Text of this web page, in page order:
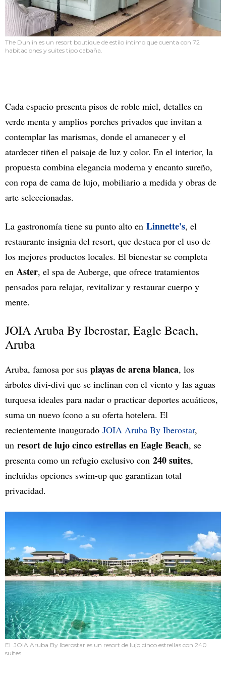
The Dunlin es un resort boutique de estilo íntimo que cuenta con 72
habitaciones y suites tipo cabaña.
Cada espacio presenta pisos de roble miel, detalles en
verde menta y amplios porches privados que invitan a
contemplar las marismas, donde el amanecer y el
atardecer tiñen el paisaje de luz y color. En el interior, la
propuesta combina elegancia moderna y encanto sureño,
con ropa de cama de lujo, mobiliario a medida y obras de
arte seleccionadas.
La gastronomía tiene su punto alto en Linnette's, el
restaurante insignia del resort, que destaca por el uso de
los mejores productos locales. El bienestar se completa
en Aster, el spa de Auberge, que ofrece tratamientos
pensados para relajar, revitalizar y restaurar cuerpo y
mente.
JOIA Aruba By Iberostar, Eagle Beach,
Aruba
Aruba, famosa por sus playas de arena blanca, los
árboles divi-divi que se inclinan con el viento y las aguas
turquesa ideales para nadar o practicar deportes acuáticos,
suma un nuevo ícono a su oferta hotelera. El
recientemente inaugurado JOIA Aruba By Iberostar,
un resort de lujo cinco estrellas en Eagle Beach, se
presenta como un refugio exclusivo con 240 suites,
incluidas opciones swim-up que garantizan total
privacidad.
El JOIA Aruba By Iberostar es un resort de lujo cinco estrellas con 240
suites.